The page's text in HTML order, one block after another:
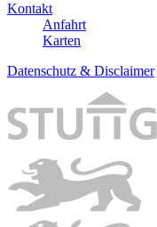
Kontakt
Anfahrt
Karten
Datenschutz & Disclaimer